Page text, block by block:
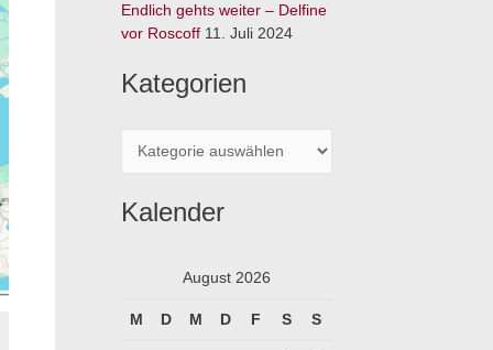
Endlich gehts weiter – Delfine
vor Roscoff 11. Juli 2024
Kategorien
Kalender
August 2026
M D M D F S S